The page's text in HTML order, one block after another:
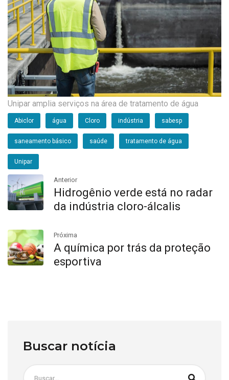
Unipar amplia serviços na área de tratamento de água
Abiclor água Cloro indústria sabesp
saneamento básico saúde tratamento de água
Unipar
Anterior
Hidrogênio verde está no radar
da indústria cloro-álcalis
Próxima
A química por trás da proteção
esportiva
Buscar notícia